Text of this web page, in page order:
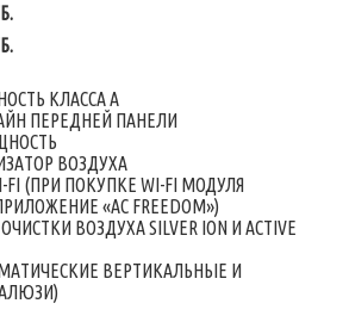
КЛАССА А
ПЕРЕДНЕЙ ПАНЕЛИ
ВОЗДУХА
(ПРИ ПОКУПКЕ WI-FI МОДУЛЯ
«AC FREEDOM»)
ВОЗДУХА SILVER ION И ACTIVE
ВЕРТИКАЛЬНЫЕ И